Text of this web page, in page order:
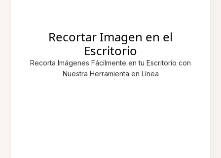
Recortar Imagen en el
Escritorio
Recorta Imágenes Fácilmente en tu Escritorio con
Nuestra Herramienta en Línea